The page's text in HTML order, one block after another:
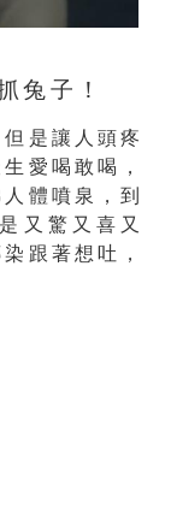
兔子！
是讓人頭疼
愛喝敢喝，
體噴泉，到
又驚又喜又
跟著想吐，